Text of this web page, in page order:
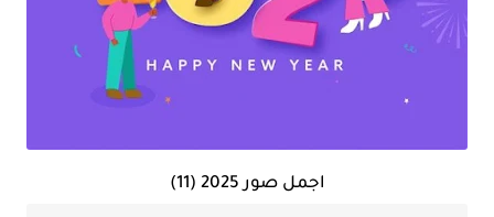
اجمل صور 2025 (11)